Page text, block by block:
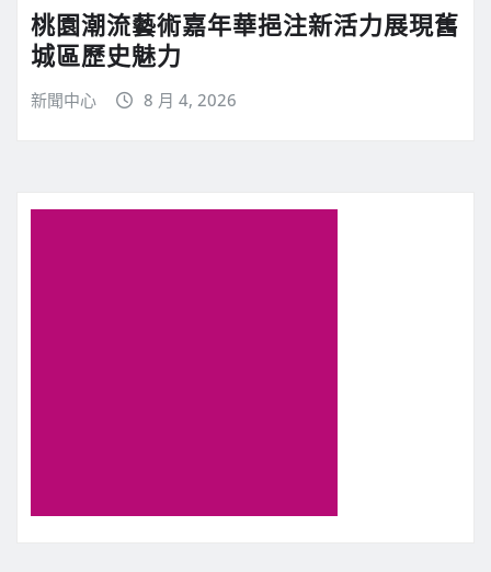
桃園潮流藝術嘉年華挹注新活力展現舊
城區歷史魅力
新聞中心 8 月 4, 2026